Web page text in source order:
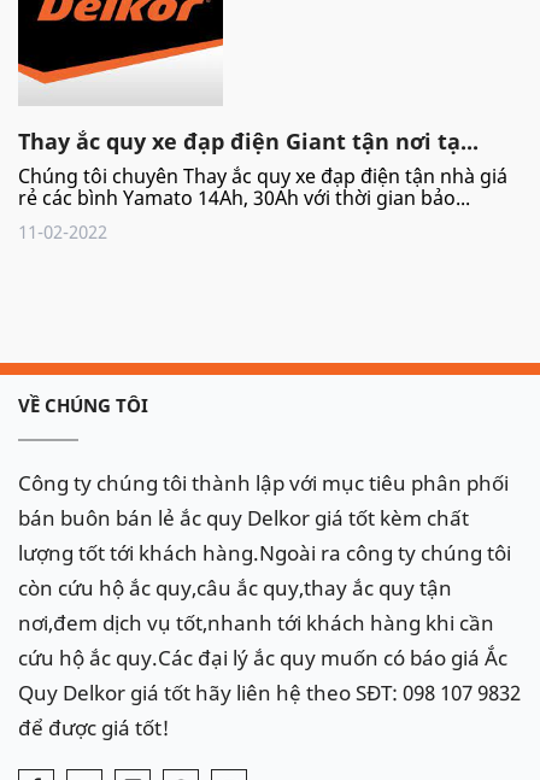
Thay ắc quy xe đạp điện Giant tận nơi tạ...
Chúng tôi chuyên Thay ắc quy xe đạp điện tận nhà giá
rẻ các bình Yamato 14Ah, 30Ah với thời gian bảo...
11-02-2022
VỀ CHÚNG TÔI
Công ty chúng tôi thành lập với mục tiêu phân phối
bán buôn bán lẻ ắc quy Delkor giá tốt kèm chất
lượng tốt tới khách hàng.Ngoài ra công ty chúng tôi
còn cứu hộ ắc quy,câu ắc quy,thay ắc quy tận
nơi,đem dịch vụ tốt,nhanh tới khách hàng khi cần
cứu hộ ắc quy.Các đại lý ắc quy muốn có báo giá Ắc
Quy Delkor giá tốt hãy liên hệ theo SĐT: 098 107 9832
để được giá tốt!